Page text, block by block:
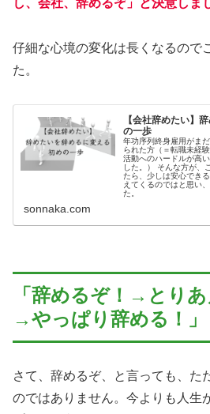
し、会社、辞めるぞ」と決意しま
仔細な心境の変化は長くなるので
た。
【会社辞めたい】
の一歩
年功序列終身雇用がま
られた方（＝転職未経
活動へのハードルが高
した。） そんな方が、
たら、少しは安心でき
えてくるのではと思い
た。
sonnaka.com
「辞めるぞ！→とり
→やっぱり辞める！」
さて、辞めるぞ、と言っても、た
のではありません。今よりも人生